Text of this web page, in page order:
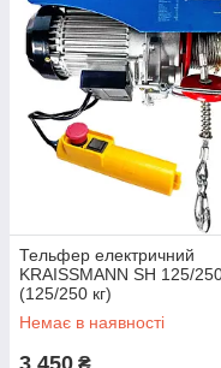
Тельфер електричний
KRAISSMANN SH 125/
(125/250 кг)
Немає в наявності
3 450 ₴